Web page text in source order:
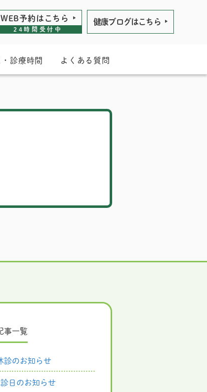
WEB予約は こちら
24時間受付中
健康ブログはこちら
診療時間 よくある質問
事一覧
診のお知らせ
日のお知らせ